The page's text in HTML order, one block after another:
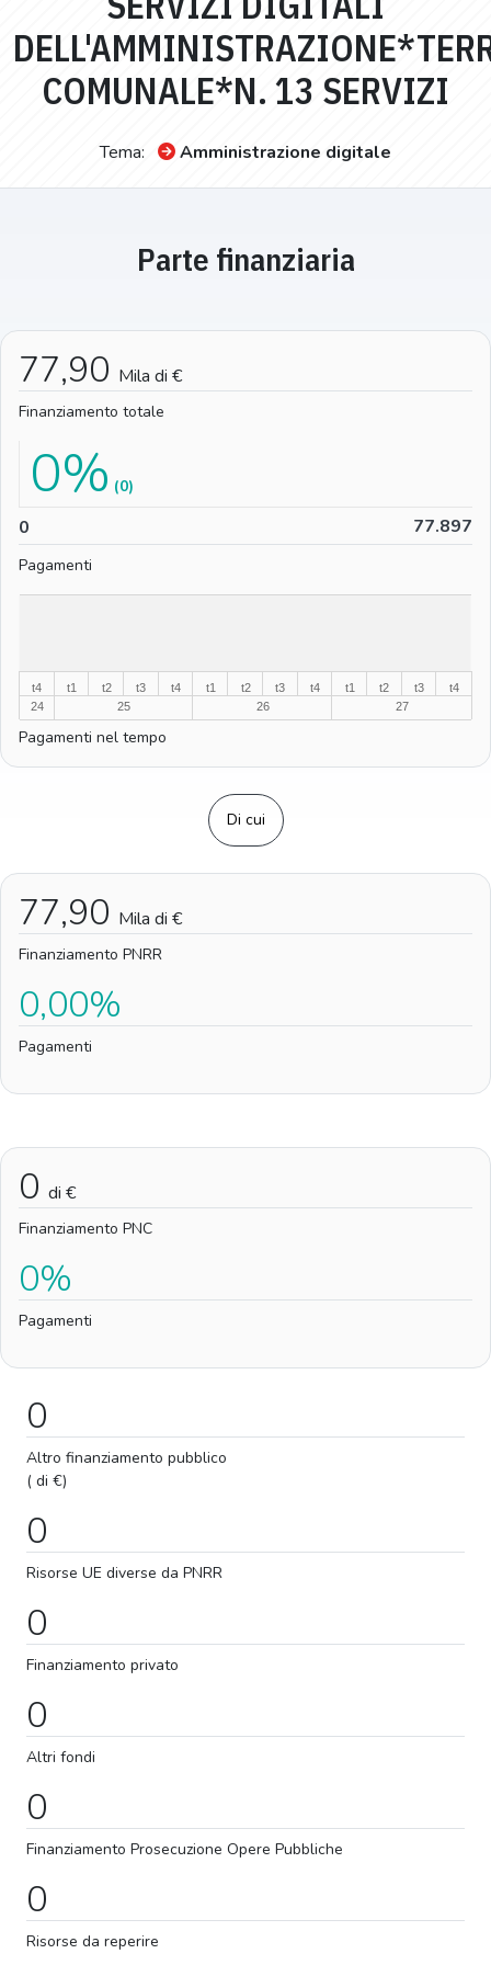
COMUNALE*N. 13 SERVIZI
Tema: Amministrazione digitale
Parte finanziaria
77,90 Mila di €
Finanziamento totale
0 77.897
0% (0)
Pagamenti
t4
24
t1
25
t2 t3 t4
t1
26
t2 t3 t4
t1
27
t2 t3 t4
Pagamenti nel tempo
Di cui
77,90 Mila di €
Finanziamento PNRR
0,00%
Pagamenti
0 di €
Finanziamento PNC
0%
Pagamenti
0
Altro finanziamento pubblico
( di €)
0
Risorse UE diverse da PNRR
0
Finanziamento privato
0
Altri fondi
0
Finanziamento Prosecuzione Opere Pubbliche
0
Risorse da reperire